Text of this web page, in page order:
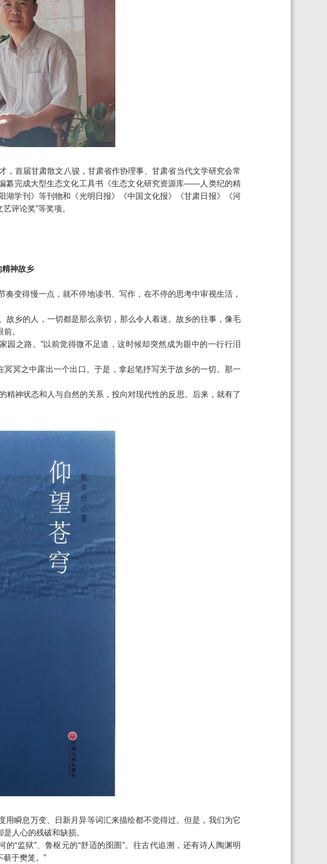
首届甘肃散文八骏，甘肃省作协理事、甘肃省当代文学研究会常
纂完成大型生态文化工具书《生态文化研究资源库——人类纪的精
学刊》等刊物和《光明日报》《中国文化报》《甘肃日报》《河
评论奖”等奖项。
精神故乡
变得慢一点，就不停地读书、写作，在不停的思考中审视生活，
乡的人，一切都是那么亲切，那么令人着迷。故乡的往事，像毛
。
园之路。”以前觉得微不足道，这时候却突然成为眼中的一行行泪
冥之中露出一个出口。于是，拿起笔抒写关于故乡的一切。那一
神状态和人与自然的关系，投向对现代性的反思。后来，就有了
瞬息万变、日新月异等词汇来描绘都不觉得过。但是，我们为它
人心的残破和缺损。
“监狱”、鲁枢元的“舒适的囹圄”。往古代追溯，还有诗人陶渊明
蕲于樊笼。”